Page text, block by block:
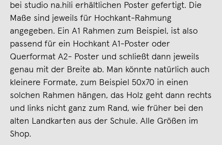
bei studio na.hili erhältlichen Poster gefertigt. Die
Maße sind jeweils für Hochkant-Rahmung
angegeben. Ein A1 Rahmen zum Beispiel, ist also
passend für ein Hochkant A1-Poster oder
Querformat A2- Poster und schließt dann jeweils
genau mit der Breite ab. Man könnte natürlich auch
kleinere Formate, zum Beispiel 50x70 in einen
solchen Rahmen hängen, das Holz geht dann rechts
und links nicht ganz zum Rand, wie früher bei den
alten Landkarten aus der Schule. Alle Größen im
Shop.